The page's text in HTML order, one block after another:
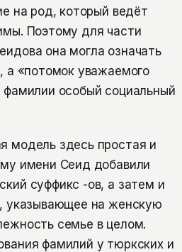
на род, который ведёт
Поэтому для части
она могла означать
а «потомок уважаемого
особый социальный
модель здесь простая и
имени Сеид добавили
суффикс -ов, а затем и
указывающее на женскую
семье в целом.
фамилий у тюркских и